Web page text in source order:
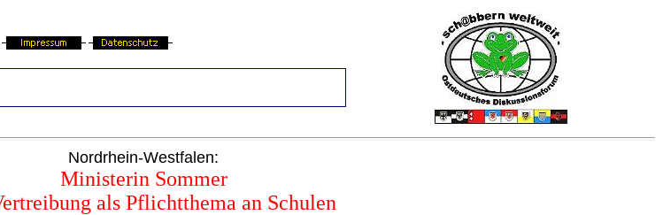
Nordrhein-Westfalen:
Ministerin Sommer
als Pflichtthema an Schulen